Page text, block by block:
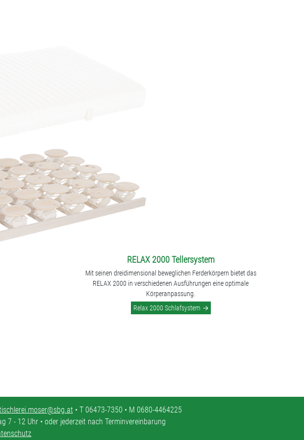
RELAX 2000 Tellersystem
Mit seinen dreidimensional beweglichen Ferderkörpern bietet das
RELAX 2000 in verschiedenen Ausführungen eine optimale
Körperanpassung.
Relax 2000 Schlafsystem
• T 06473-7350 • M 0680-4464225
7 - 12 Uhr • oder jederzeit nach Terminvereinbarung